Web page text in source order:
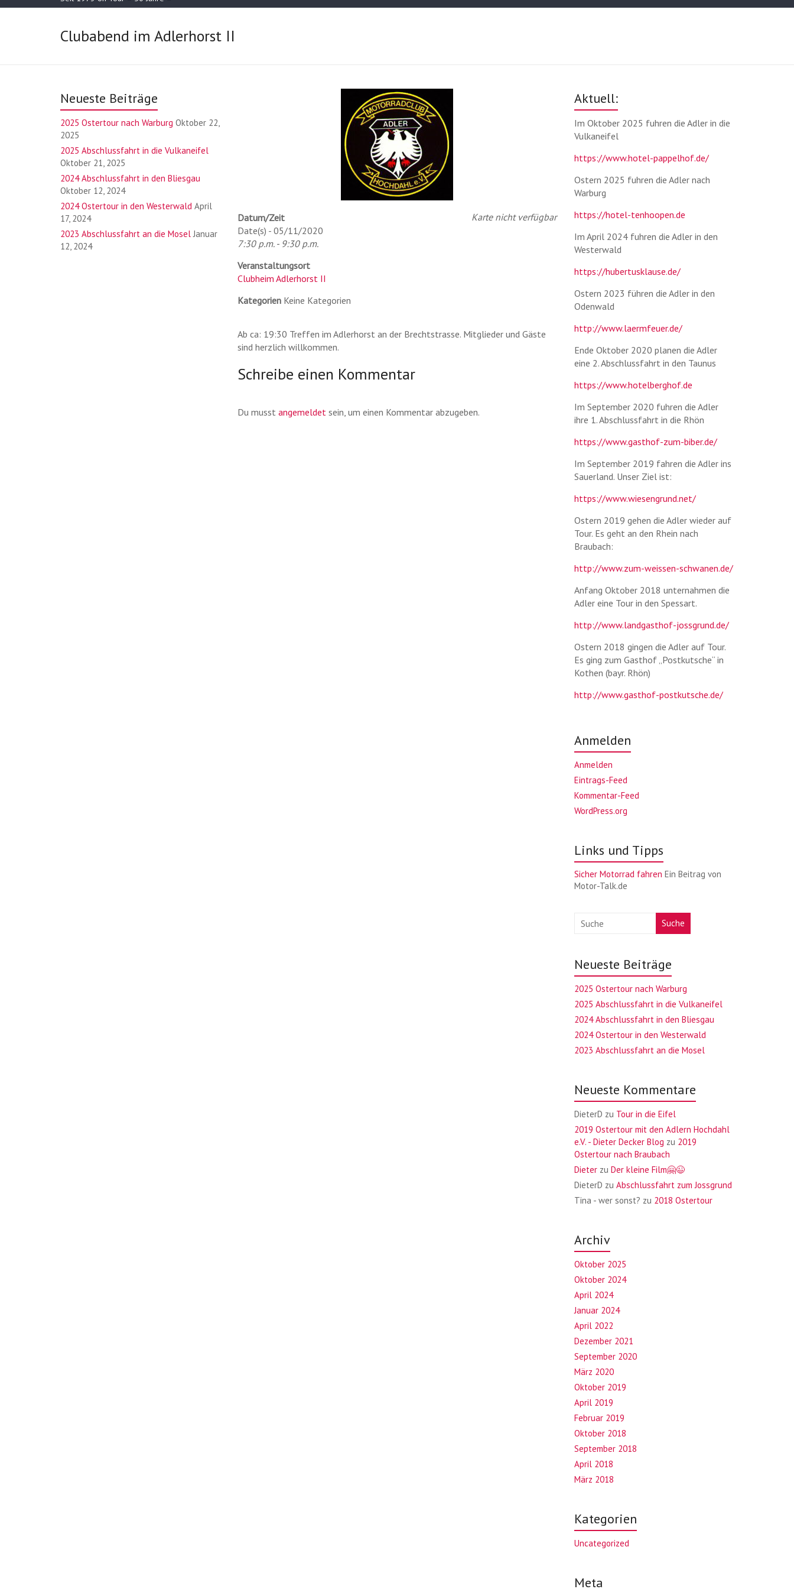
Clubabend im Adlerhorst II
Karte nicht verfügbar
Datum/Zeit
Date(s) - 05/11/2020
7:30 p.m. - 9:30 p.m.
Veranstaltungsort
Clubheim Adlerhorst II
Kategorien Keine Kategorien
Ab ca: 19:30 Treffen im Adlerhorst an der Brechtstrasse. Mitglieder und Gäste
sind herzlich willkommen.
Schreibe einen Kommentar
Du musst angemeldet sein, um einen Kommentar abzugeben.
Neueste Beiträge
2025 Ostertour nach Warburg Oktober 22,
2025
2025 Abschlussfahrt in die Vulkaneifel
Oktober 21, 2025
2024 Abschlussfahrt in den Bliesgau
Oktober 12, 2024
2024 Ostertour in den Westerwald April
17, 2024
2023 Abschlussfahrt an die Mosel Januar
12, 2024
Aktuell:
Im Oktober 2025 fuhren die Adler in die
Vulkaneifel
https://www.hotel-pappelhof.de/
Ostern 2025 fuhren die Adler nach
Warburg
https://hotel-tenhoopen.de
Im April 2024 fuhren die Adler in den
Westerwald
https://hubertusklause.de/
Ostern 2023 führen die Adler in den
Odenwald
http://www.laermfeuer.de/
Ende Oktober 2020 planen die Adler
eine 2. Abschlussfahrt in den Taunus
https://www.hotelberghof.de
Im September 2020 fuhren die Adler
ihre 1. Abschlussfahrt in die Rhön
https://www.gasthof-zum-biber.de/
Im September 2019 fahren die Adler ins
Sauerland. Unser Ziel ist:
https://www.wiesengrund.net/
Ostern 2019 gehen die Adler wieder auf
Tour. Es geht an den Rhein nach
Braubach:
http://www.zum-weissen-schwanen.de/
Anfang Oktober 2018 unternahmen die
Adler eine Tour in den Spessart.
http://www.landgasthof-jossgrund.de/
Ostern 2018 gingen die Adler auf Tour.
Es ging zum Gasthof „Postkutsche“ in
Kothen (bayr. Rhön)
http://www.gasthof-postkutsche.de/
Anmelden
Anmelden
Eintrags-Feed
Kommentar-Feed
WordPress.org
Links und Tipps
Sicher Motorrad fahren Ein Beitrag von
Motor-Talk.de
Suche
Neueste Beiträge
2025 Ostertour nach Warburg
2025 Abschlussfahrt in die Vulkaneifel
2024 Abschlussfahrt in den Bliesgau
2024 Ostertour in den Westerwald
2023 Abschlussfahrt an die Mosel
Neueste Kommentare
DieterD zu Tour in die Eifel
2019 Ostertour mit den Adlern Hochdahl
e.V. - Dieter Decker Blog zu 2019
Ostertour nach Braubach
Dieter zuDer kleine Film🤗😉
DieterD zuAbschlussfahrt zum Jossgrund
Tina - wer sonst? zu 2018 Ostertour
Archiv
Oktober 2025
Oktober 2024
April 2024
Januar 2024
April 2022
Dezember 2021
September 2020
März 2020
Oktober 2019
April 2019
Februar 2019
Oktober 2018
September 2018
April 2018
März 2018
Kategorien
Uncategorized
Meta